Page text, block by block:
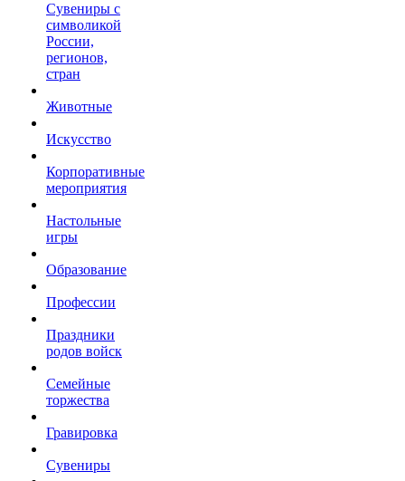
Сувениры с
символикой
России,
регионов,
стран
Животные
Искусство
Корпоративные
мероприятия
Настольные
игры
Образование
Профессии
Праздники
родов войск
Семейные
торжества
Гравировка
Сувениры